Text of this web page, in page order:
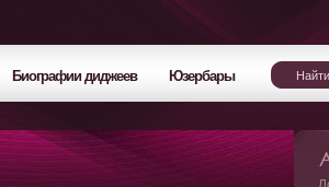
Биографии диджеев Юзербары